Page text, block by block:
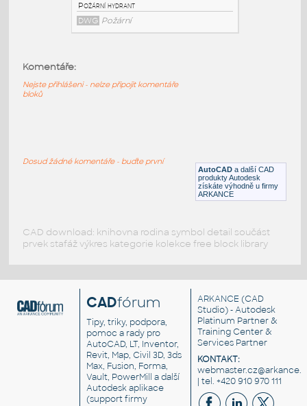
DWG Požární
DWG Požární
Požární AutoCAD a další CAD
produkty Autodesk
získáte výhodně u firmy
ARKANCE
Komentáře:
Nejste přihlášeni - nelze připojit komentáře
bloků
Dosud žádné komentáře - buďte první
CAD download: knihovna rodina symbol detail součást
prvek stafáž výkres kategorie kolekce free block library
CADfórum
Tipy, triky, podpora,
pomoc a rady pro
AutoCAD, LT, Inventor,
Revit, Map, Civil 3D, 3ds
Max, Fusion, Forma,
Vault, PowerMill a další
Autodesk aplikace
(support firmy
ARKANCE (CAD
Studio) - Autodesk
Platinum Partner &
Training Center &
Services Partner
KONTAKT:
| tel. +420 910 970 111